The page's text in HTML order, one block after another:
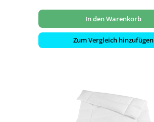
In den Warenkorb
Zum Vergleich hinzufügen